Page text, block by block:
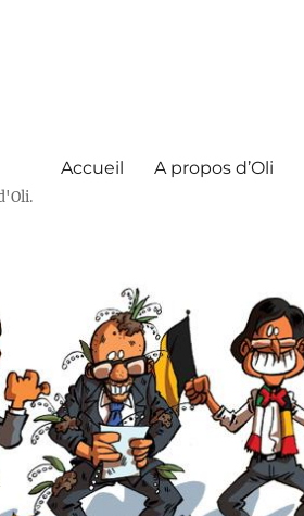
Accueil A propos d’Oli